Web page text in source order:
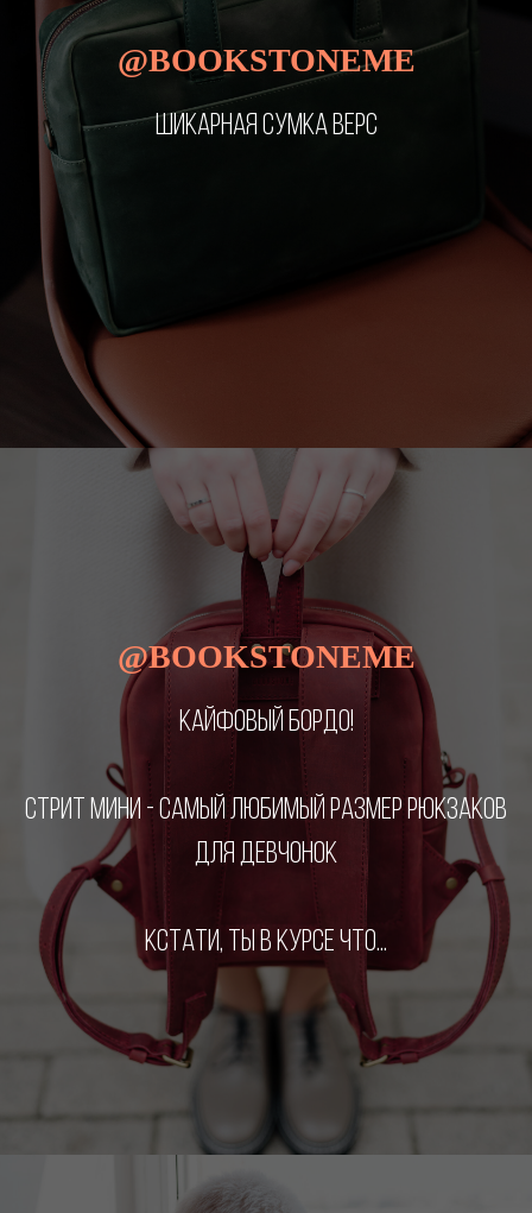
@BOOKSTONEME
ШИКАРНАЯ СУМКА ВЕРС
@BOOKSTONEME
КАЙФОВЫЙ БОРДО!
СТРИТ МИНИ - САМЫЙ ЛЮБИМЫЙ РАЗМЕР РЮКЗАКОВ
ДЛЯ ДЕВЧОНОК
КСТАТИ, ТЫ В КУРСЕ ЧТО...